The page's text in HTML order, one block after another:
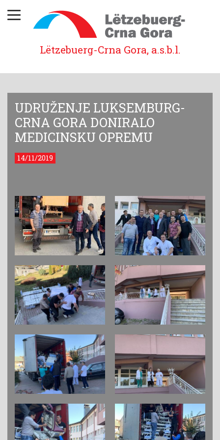
Lëtzebuerg-Crna Gora, a.s.b.l.
UDRUŽENJE LUKSEMBURG-
CRNA GORA DONIRALO
MEDICINSKU OPREMU
14/11/2019